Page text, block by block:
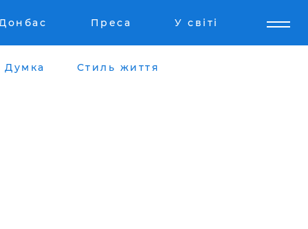
Преса У світі
Думка Стиль життя